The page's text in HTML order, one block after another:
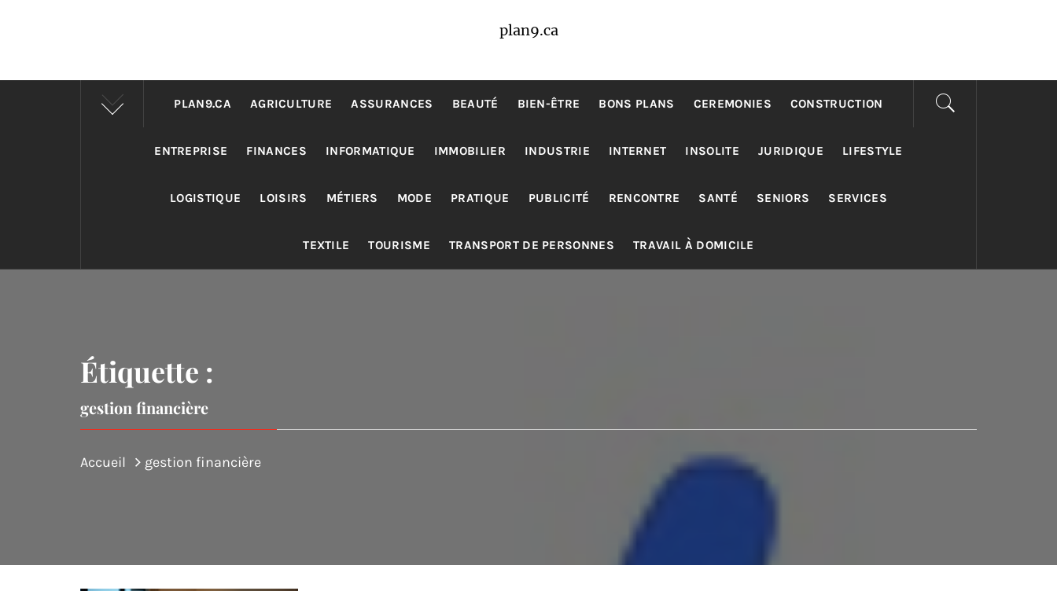
plan9.ca
PLAN9.CA AGRICULTURE ASSURANCES BEAUTÉ BIEN-ÊTRE BONS PLANS CEREMONIES CONSTRUCTION
ENTREPRISE FINANCES INFORMATIQUE IMMOBILIER INDUSTRIE INTERNET INSOLITE JURIDIQUE LIFESTYLE
LOGISTIQUE LOISIRS MÉTIERS MODE PRATIQUE PUBLICITÉ RENCONTRE SANTÉ SENIORS SERVICES
TEXTILE TOURISME TRANSPORT DE PERSONNES TRAVAIL À DOMICILE
Étiquette :
gestion financière
Accueil gestion financière